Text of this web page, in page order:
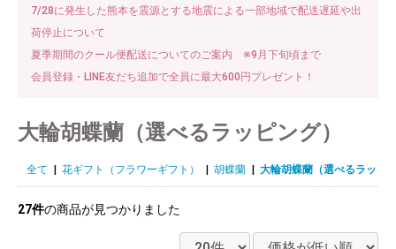
7/28に発生した熊本を震源とする地震による一部地域で配送遅延や出
荷停止について
夏季期間のクール便配送についてのご案内 ※9月下旬頃まで
会員登録・LINE友だち追加で全員に最大600円プレゼント！
大輪胡蝶蘭（選べるラッピング）
全て 花ギフト（フラワーギフト） 胡蝶蘭 大輪胡蝶蘭（選べるラッピ
27件の商品が見つかりました